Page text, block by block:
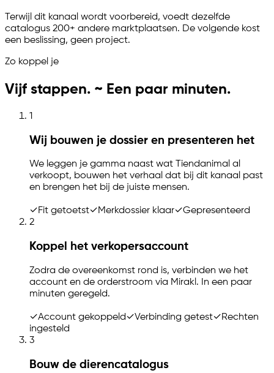
Terwijl dit kanaal wordt voorbereid, voedt dezelfde
catalogus 200+ andere marktplaatsen. De volgende kost
een beslissing, geen project.
Zo koppel je
Vijf stappen. ~ Een paar minuten.
1
Wij bouwen je dossier en presenteren het
We leggen je gamma naast wat Tiendanimal al
verkoopt, bouwen het verhaal dat bij dit kanaal past
en brengen het bij de juiste mensen.
✓Fit getoetst✓Merkdossier klaar✓Gepresenteerd
2
Koppel het verkopersaccount
Zodra de overeenkomst rond is, verbinden we het
account en de orderstroom via Mirakl. In een paar
minuten geregeld.
✓Account gekoppeld ✓Verbinding getest✓Rechten
ingesteld
3
Bouw de dierencatalogus